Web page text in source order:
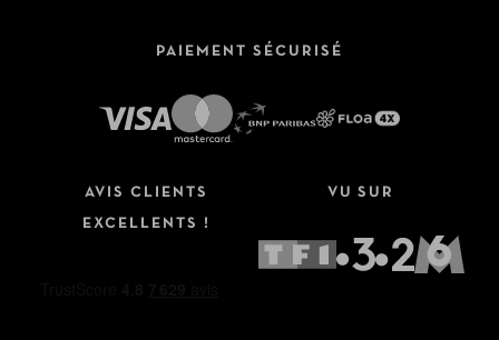
PAIEMENT SÉCURISÉ
AVIS CLIENTS
EXCELLENTS !
VU SUR